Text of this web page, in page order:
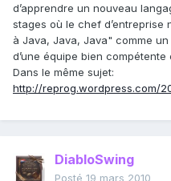
d’apprendre un nouveau
stages où le chef
à Java, Java, Java" comme
d’une équipe bien compétente
Dans le même sujet:
http://reprog.wordpress.com/
DiabloSwing
Posté 19 mars 2010